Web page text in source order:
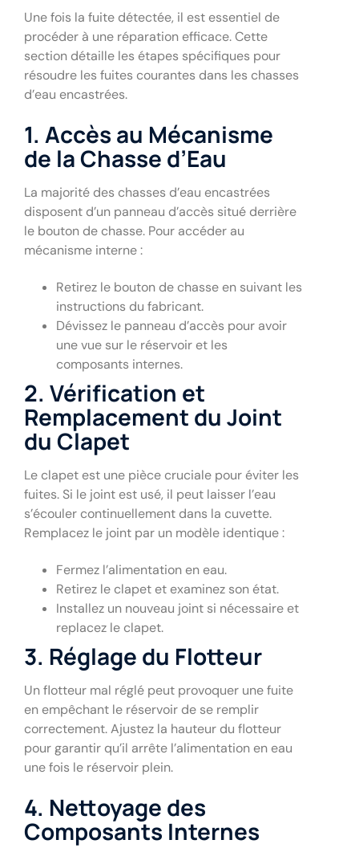
Une fois la fuite détectée, il est essentiel de
procéder à une réparation efficace. Cette
section détaille les étapes spécifiques pour
résoudre les fuites courantes dans les chasses
d’eau encastrées.
1. Accès au Mécanisme
de la Chasse d’Eau
La majorité des chasses d’eau encastrées
disposent d’un panneau d’accès situé derrière
le bouton de chasse. Pour accéder au
mécanisme interne :
Retirez le bouton de chasse en suivant les
instructions du fabricant.
Dévissez le panneau d’accès pour avoir
une vue sur le réservoir et les
composants internes.
2. Vérification et
Remplacement du Joint
du Clapet
Le clapet est une pièce cruciale pour éviter les
fuites. Si le joint est usé, il peut laisser l’eau
s’écouler continuellement dans la cuvette.
Remplacez le joint par un modèle identique :
Fermez l’alimentation en eau.
Retirez le clapet et examinez son état.
Installez un nouveau joint si nécessaire et
replacez le clapet.
3. Réglage du Flotteur
Un flotteur mal réglé peut provoquer une fuite
en empêchant le réservoir de se remplir
correctement. Ajustez la hauteur du flotteur
pour garantir qu’il arrête l’alimentation en eau
une fois le réservoir plein.
4. Nettoyage des
Composants Internes